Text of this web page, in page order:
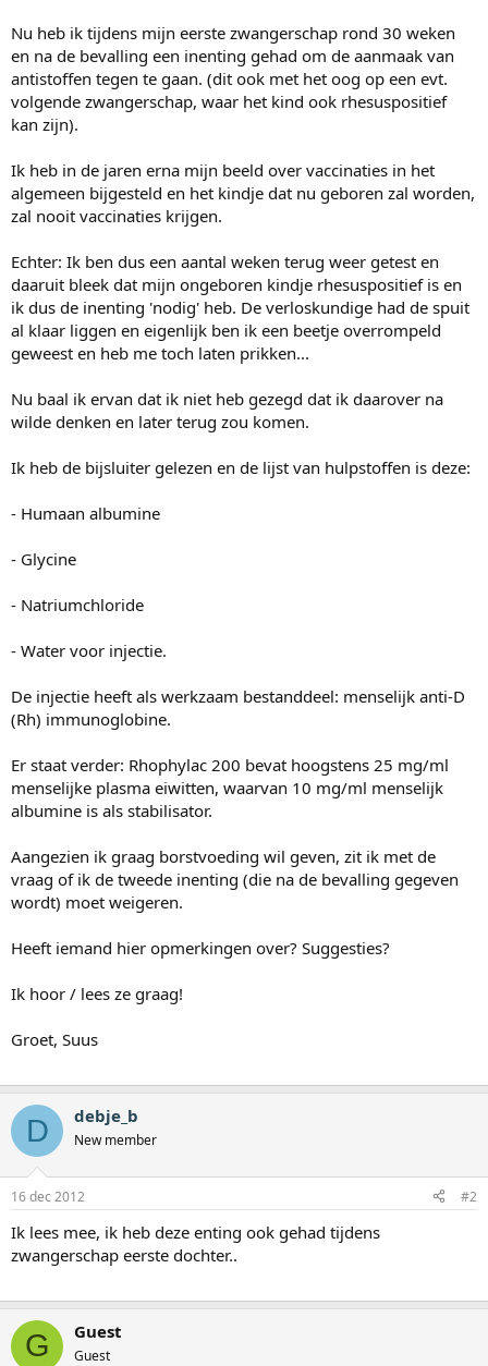
Nu heb ik tijdens mijn eerste zwangerschap rond 30 weken
en na de bevalling een inenting gehad om de aanmaak van
antistoffen tegen te gaan. (dit ook met het oog op een evt.
volgende zwangerschap, waar het kind ook rhesuspositief
kan zijn).
Ik heb in de jaren erna mijn beeld over vaccinaties in het
algemeen bijgesteld en het kindje dat nu geboren zal worden,
zal nooit vaccinaties krijgen.
Echter: Ik ben dus een aantal weken terug weer getest en
daaruit bleek dat mijn ongeboren kindje rhesuspositief is en
ik dus de inenting 'nodig' heb. De verloskundige had de spuit
al klaar liggen en eigenlijk ben ik een beetje overrompeld
geweest en heb me toch laten prikken...
Nu baal ik ervan dat ik niet heb gezegd dat ik daarover na
wilde denken en later terug zou komen.
Ik heb de bijsluiter gelezen en de lijst van hulpstoffen is deze:
- Humaan albumine
- Glycine
- Natriumchloride
- Water voor injectie.
De injectie heeft als werkzaam bestanddeel: menselijk anti-D
(Rh) immunoglobine.
Er staat verder: Rhophylac 200 bevat hoogstens 25 mg/ml
menselijke plasma eiwitten, waarvan 10 mg/ml menselijk
albumine is als stabilisator.
Aangezien ik graag borstvoeding wil geven, zit ik met de
vraag of ik de tweede inenting (die na de bevalling gegeven
wordt) moet weigeren.
Heeft iemand hier opmerkingen over? Suggesties?
Ik hoor / lees ze graag!
Groet, Suus
D debje_b
New member
16 dec 2012 #2
Ik lees mee, ik heb deze enting ook gehad tijdens
zwangerschap eerste dochter..
G Guest
Guest